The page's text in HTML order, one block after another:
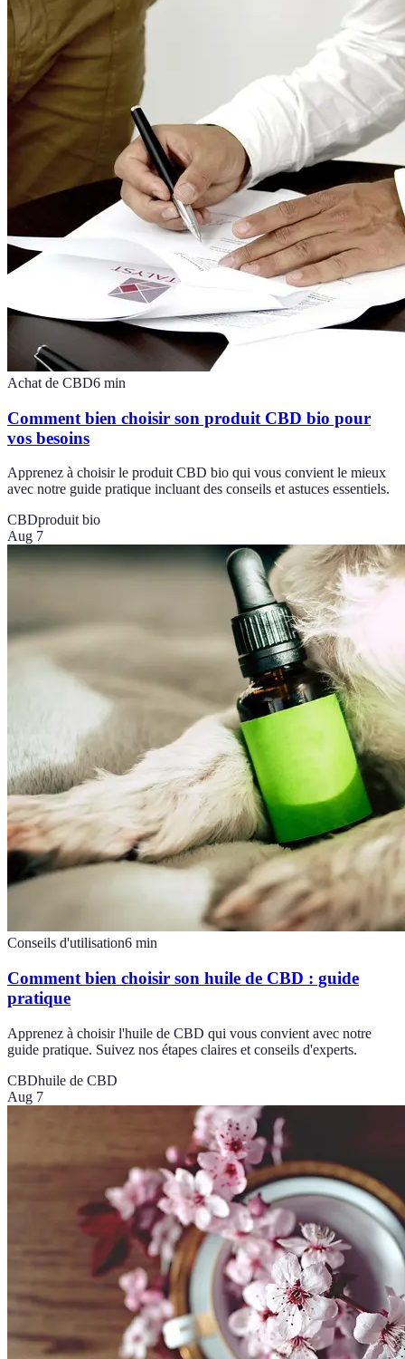
Achat de CBD6 min
Comment bien choisir son produit CBD bio pour
vos besoins
Apprenez à choisir le produit CBD bio qui vous convient le mieux
avec notre guide pratique incluant des conseils et astuces essentiels.
CBDproduit bio
Aug 7
Conseils d'utilisation6 min
Comment bien choisir son huile de CBD : guide
pratique
Apprenez à choisir l'huile de CBD qui vous convient avec notre
guide pratique. Suivez nos étapes claires et conseils d'experts.
CBDhuile de CBD
Aug 7